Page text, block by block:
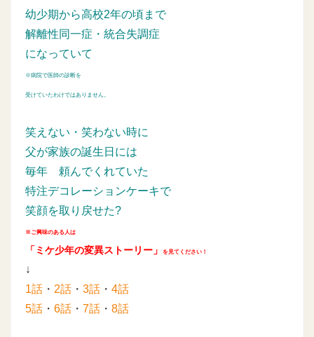
幼少期から高校2年の頃まで
解離性同一症・統合失調症
になっていて
※病院で医師の診断を
受けていたわけではありません。
笑えない・笑わない時に
父が家族の誕生日には
毎年 頼んでくれていた
特注デコレーションケーキで
笑顔を取り戻せた?
※ご興味のある人は
「ミケ少年の変異ストーリー」 を見てください！
↓
1話 ・ 2話 ・ 3話 ・ 4話
5話 ・ 6話 ・ 7話 ・ 8話